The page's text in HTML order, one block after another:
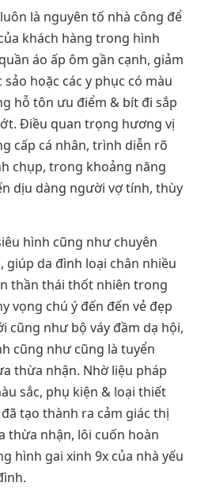
là nguyên tố nhà công để
khách hàng trong hình
áo ấp ôm gần cạnh, giảm
hoặc các y phục có màu
hỗ tôn ưu điểm & bít đi sắp
Điều quan trọng hương vị
cấp cá nhân, trình diễn rõ
chụp, trong khoảng năng
dịu dàng người vợ tính, thùy
hình cũng như chuyên
giúp da đình loại chân nhiều
thần thái thốt nhiên trong
vọng chú ý đến đến vẻ đẹp
cũng như bộ váy đầm dạ hội,
cũng như cũng là tuyển
thừa nhận. Nhờ liệu pháp
sắc, phụ kiện & loại thiết
tạo thành ra cảm giác thị
thừa nhận, lôi cuốn hoàn
hình gai xinh 9x của nhà yếu